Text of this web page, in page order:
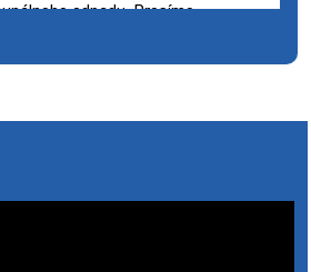
odpadu. Prosíme
nádoby s odpadom vyložili